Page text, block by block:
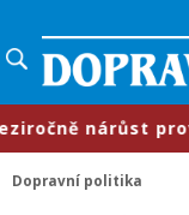
nárůst provozu
Dopravní politika